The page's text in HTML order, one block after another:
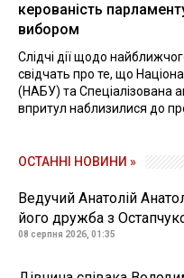
керованість
вибором
Слідчі дії щодо
свідчать про те, що
(НАБУ) та Спеціалізована
впритул наблизилися до
ОСТАННІ НОВИНИ »
Ведучий Анатолій
його дружба з
08 серпня 2026, 01:35